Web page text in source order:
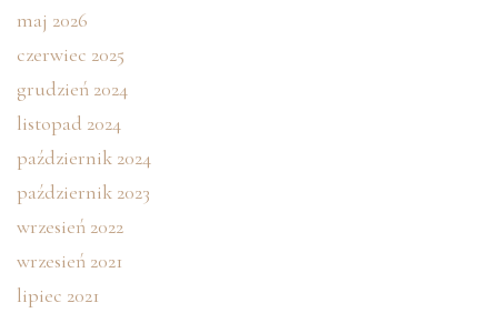
maj 2026
czerwiec 2025
grudzień 2024
listopad 2024
październik 2024
październik 2023
wrzesień 2022
wrzesień 2021
lipiec 2021